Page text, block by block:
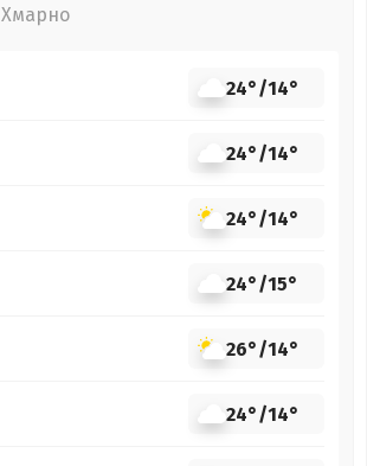
Хмарно
24°/14°
24°/14°
24°/14°
24°/15°
26°/14°
24°/14°